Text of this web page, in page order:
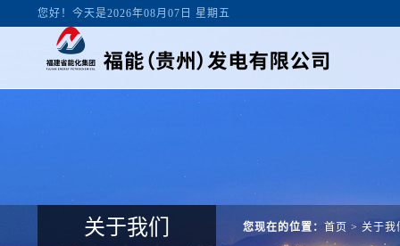
您好！今天是2026年08月07日 星期五
关于我们 您现在的位置： 首页 > 关于我